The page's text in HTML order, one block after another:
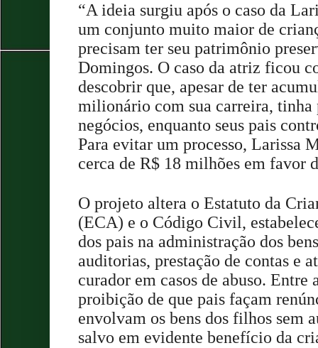
“A ideia surgiu após o caso da
um conjunto muito maior de
precisam ter seu patrimônio
Domingos. O caso da atriz ficou
descobrir que, apesar de ter
milionário com sua carreira, tinha
negócios, enquanto seus pais
Para evitar um processo, Larissa
cerca de R$ 18 milhões em favor
O projeto altera o Estatuto da
(ECA) e o Código Civil,
dos pais na administração dos
auditorias, prestação de contas e
curador em casos de abuso. Entre
proibição de que pais façam
envolvam os bens dos filhos sem
salvo em evidente benefício da